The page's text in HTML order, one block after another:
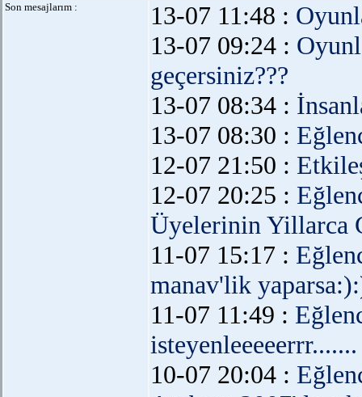
Son mesajlarım :
13-07 11:48 :
13-07 09:24 :
geçersiniz???
13-07 08:34 :
13-07 08:30 :
12-07 21:50 :
12-07 20:25 :
Üyelerinin Yillarca
11-07 15:17 :
manav'lik
11-07 11:49 :
isteyenleeeeerrr.......
10-07 20:04 :